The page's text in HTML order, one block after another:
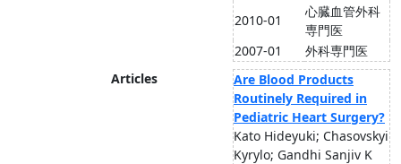
2010-01
心臓血管外科
専門医
2007-01
外科専門医
Articles
Are Blood Products
Routinely Required in
Pediatric Heart Surgery?
Kato Hideyuki; Chasovskyi
Kyrylo; Gandhi Sanjiv K